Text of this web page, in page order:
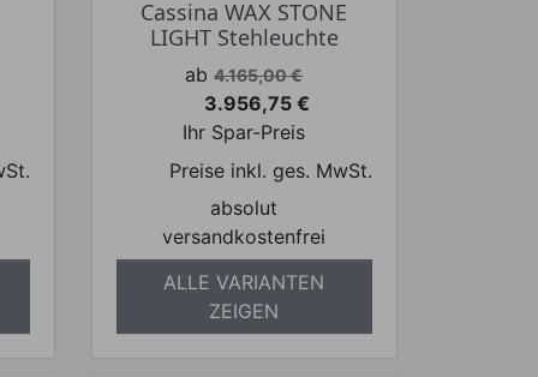
Cassina WAX STONE
LIGHT Stehleuchte
Verkaufspreis
ab 4.165,00 €
Preis
3.956,75 €
Ihr Spar-Preis
Preise inkl. ges. MwSt.
absolut
versandkostenfrei
ALLE VARIANTEN
ZEIGEN